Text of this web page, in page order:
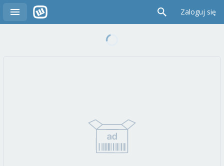
Zaloguj się